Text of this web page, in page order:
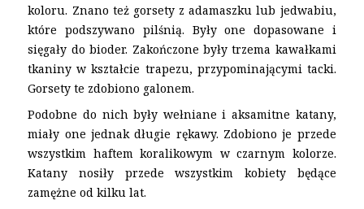
koloru. Znano też gorsety z adamaszku lub jedwabiu,
które podszywano pilśnią. Były one dopasowane i
sięgały do bioder. Zakończone były trzema kawałkami
tkaniny w kształcie trapezu, przypominającymi tacki.
Gorsety te zdobiono galonem.
Podobne do nich były wełniane i aksamitne katany,
miały one jednak długie rękawy. Zdobiono je przede
wszystkim haftem koralikowym w czarnym kolorze.
Katany nosiły przede wszystkim kobiety będące
zamężne od kilku lat.